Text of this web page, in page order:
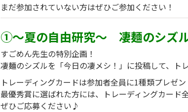
まだ参加されていない方はぜひご参加ください！
①～夏の自由研究～ 凄麺のシズル
すごめん先生の特別企画！
凄麺のシズルを「今日の凄メシ！」に投稿して、ト
トレーディングカードは参加者全員に1種類プレゼン
最優秀賞に選ばれた方には、トレーディングカード
ぜひご応募ください♪